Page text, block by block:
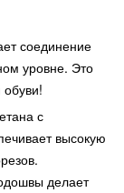
соединение
уровне. Это
с
высокую
делает